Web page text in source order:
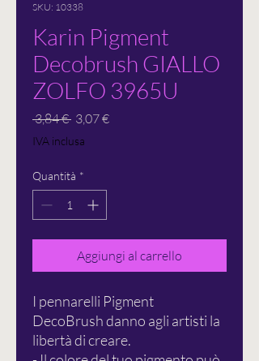
SKU: 10338
Karin Pigment
Decobrush GIALLO
ZOLFO 3965U
3,84 € Prezzo
3,07 €Prezzo
IVA inclusa
Quantità *
Aggiungi al carrello
I pennarelli Pigment
DecoBrush danno agli artisti la
libertà di creare.